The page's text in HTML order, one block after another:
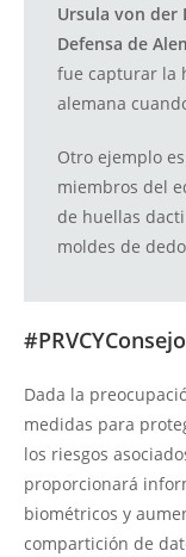
Ursula von der
Defensa de
fue capturar la
alemana
Otro ejemplo
miembros del
de huellas
moldes de
Dada la
medidas para
los riesgos
proporcionará
biométricos y
compartición de